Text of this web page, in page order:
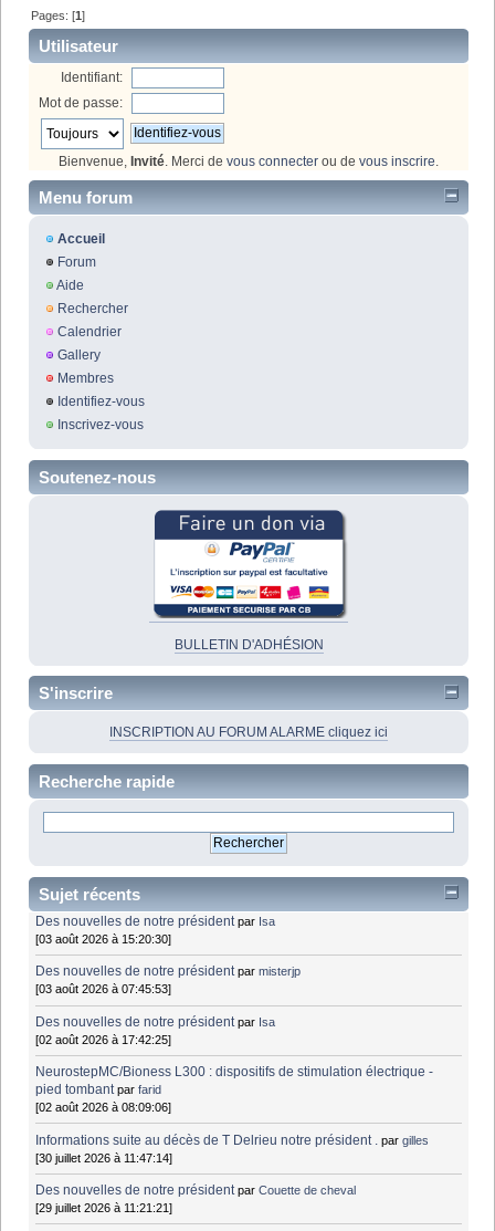
Pages: [1]
Utilisateur
Identifiant:
Mot de passe:
Bienvenue, Invité. Merci de vous connecter ou de vous inscrire.
Menu forum
Accueil
Forum
Aide
Rechercher
Calendrier
Gallery
Membres
Identifiez-vous
Inscrivez-vous
Soutenez-nous
BULLETIN D'ADHÉSION
S'inscrire
INSCRIPTION AU FORUM ALARME cliquez ici
Recherche rapide
Sujet récents
Des nouvelles de notre président par Isa
[03 août 2026 à 15:20:30]
Des nouvelles de notre président parmisterjp
[03 août 2026 à 07:45:53]
Des nouvelles de notre président par Isa
[02 août 2026 à 17:42:25]
NeurostepMC/Bioness L300 : dispositifs de stimulation électrique -
pied tombant parfarid
[02 août 2026 à 08:09:06]
Informations suite au décès de T Delrieu notre président . pargilles
[30 juillet 2026 à 11:47:14]
Des nouvelles de notre président parCouette de cheval
[29 juillet 2026 à 11:21:21]